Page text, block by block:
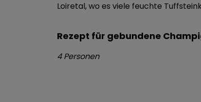
Loiretal, wo es viele feuchte
Rezept für gebundene
4 Personen